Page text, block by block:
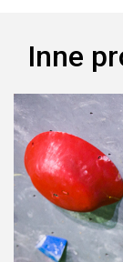
Inne